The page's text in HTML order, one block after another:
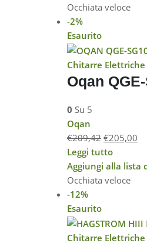
Occhiata veloce
-2%
Esaurito
Chitarre Elettriche
Oqan
0 Su 5
Oqan
€209,42 €205,00
Leggi tutto
Aggiungi alla lista
Occhiata veloce
-12%
Esaurito
Chitarre Elettriche